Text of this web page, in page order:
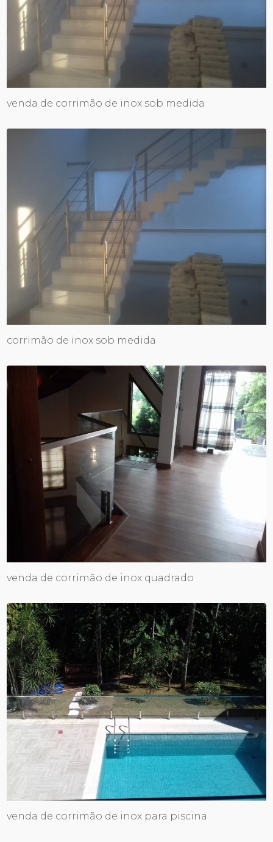
venda de corrimão de inox sob medida
corrimão de inox sob medida
venda de corrimão de inox quadrado
venda de corrimão de inox para piscina